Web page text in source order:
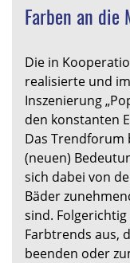
Farben an die
Die in
realisierte und im
Inszenierung
den konstanten
Das Trendforum
(neuen)
sich dabei von
Bäder
sind.
Farbtrends aus,
beenden oder